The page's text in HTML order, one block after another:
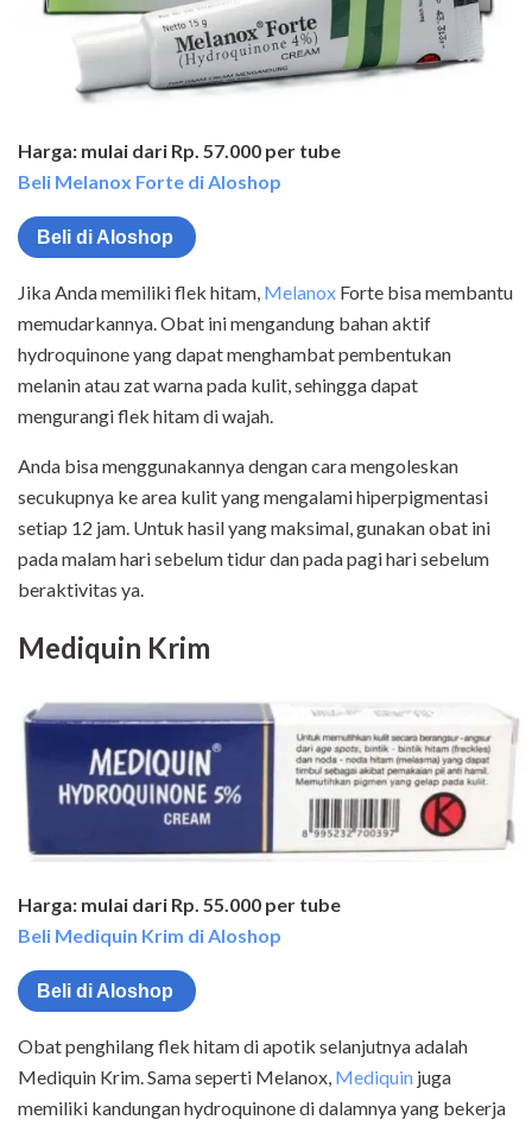
Harga: mulai dari Rp. 57.000 per tube
Beli Melanox Forte di Aloshop
Beli di Aloshop
Jika Anda memiliki flek hitam, Melanox Forte bisa membantu
memudarkannya. Obat ini mengandung bahan aktif
hydroquinone yang dapat menghambat pembentukan
melanin atau zat warna pada kulit, sehingga dapat
mengurangi flek hitam di wajah.
Anda bisa menggunakannya dengan cara mengoleskan
secukupnya ke area kulit yang mengalami hiperpigmentasi
setiap 12 jam. Untuk hasil yang maksimal, gunakan obat ini
pada malam hari sebelum tidur dan pada pagi hari sebelum
beraktivitas ya.
Mediquin Krim
Harga: mulai dari Rp. 55.000 per tube
Beli Mediquin Krim di Aloshop
Beli di Aloshop
Obat penghilang flek hitam di apotik selanjutnya adalah
Mediquin Krim. Sama seperti Melanox, Mediquin juga
memiliki kandungan hydroquinone di dalamnya yang bekerja